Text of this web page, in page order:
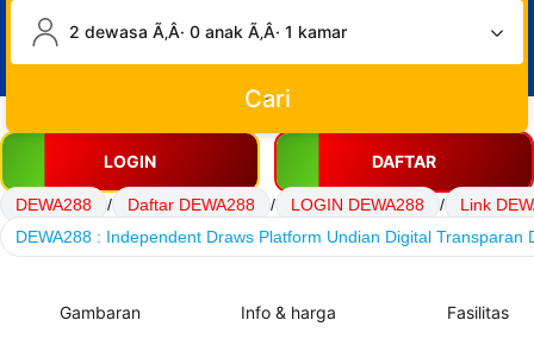
2 dewasa Ã‚Â· 0 anak Ã‚Â· 1 kamar
Cari
LOGIN DAFTAR
DEWA288 / Daftar DEWA288 / LOGIN DEWA288 /
Link
DEWA288 : Independent Draws Platform Undian Digital Transparan
Gambaran Info & harga Fasilitas